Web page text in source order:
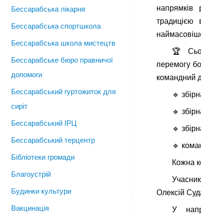
🏆
перемогу
командний
🔹
🔹
🔹
🔹
Кожна
Олексій
У
Бессарабська лікарня
Бессарабська спортшкола
Бессарабська школа мистецтв
Бессарабське бюро правничої
допомоги
Бессарабський гуртожиток для
сиріт
Бессарабський ІРЦ
Бессарабський терцентр
Бібліотеки громади
Благоустрій
Будинки культури
Вакцинація